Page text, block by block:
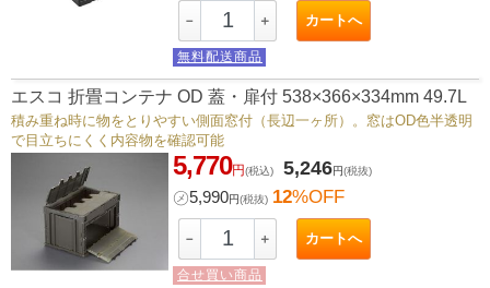
－ ＋ カートへ
無料配送商品
エスコ 折畳コンテナ OD 蓋・扉付 538×366×334mm 49.7L
積み重ね時に物をとりやすい側面窓付（長辺一ヶ所）。窓はOD色半透明
で目立ちにくく内容物を確認可能
5,770円(税込) 5,246円(税抜)
㋱5,990円(税抜) 12%OFF
－ ＋ カートへ
合せ買い商品